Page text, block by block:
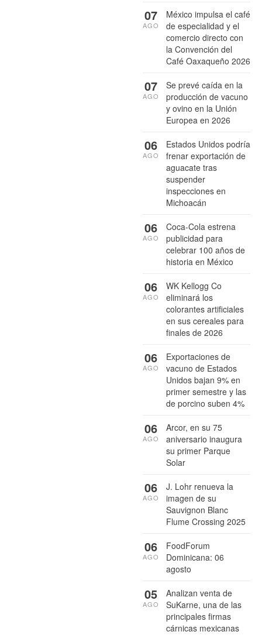
México impulsa el café
de especialidad y el
comercio directo con
la Convención del
Café Oaxaqueño 2026
07
AGO
Se prevé caída en la
producción de vacuno
y ovino en la Unión
Europea en 2026
07
AGO
Estados Unidos podría
frenar exportación de
aguacate tras
suspender
inspecciones en
Michoacán
06
AGO
Coca-Cola estrena
publicidad para
celebrar 100 años de
historia en México
06
AGO
WK Kellogg Co
eliminará los
colorantes artificiales
en sus cereales para
finales de 2026
06
AGO
Exportaciones de
vacuno de Estados
Unidos bajan 9% en
primer semestre y las
de porcino suben 4%
06
AGO
Arcor, en su 75
aniversario inaugura
su primer Parque
Solar
06
AGO
J. Lohr renueva la
imagen de su
Sauvignon Blanc
Flume Crossing 2025
06
AGO
FoodForum
Dominicana: 06
agosto
06
AGO
Analizan venta de
SuKarne, una de las
principales firmas
cárnicas mexicanas
05
AGO